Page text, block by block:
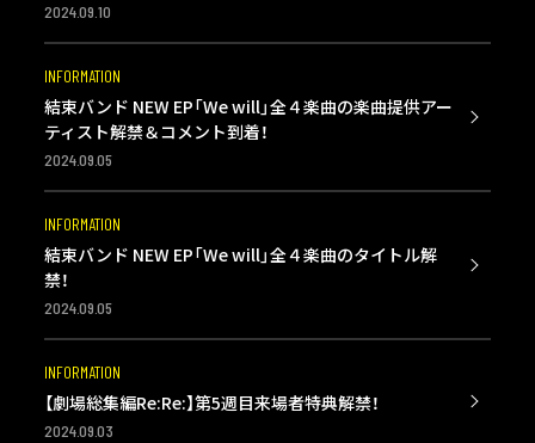
2024.09.10
INFORMATION
結束バンド NEW EP「We will」全４楽曲の楽曲提供アー
ティスト解禁＆コメント到着！
2024.09.05
INFORMATION
結束バンド NEW EP「We will」全４楽曲のタイトル解
禁！
2024.09.05
INFORMATION
【劇場総集編Re:Re:】第5週目来場者特典解禁！
2024.09.03